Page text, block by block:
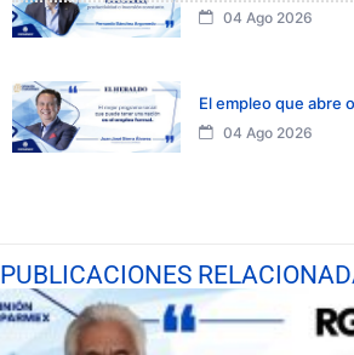
04 Ago 2026
El empleo que abre
04 Ago 2026
PUBLICACIONES